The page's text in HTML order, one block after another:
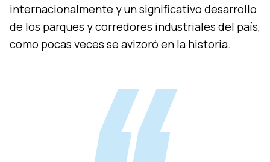
internacionalmente y un significativo desarrollo
de los parques y corredores industriales del país,
como pocas veces se avizoró en la historia.